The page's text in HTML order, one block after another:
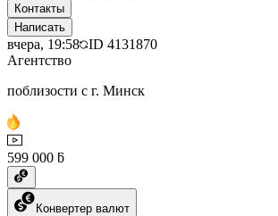
Контакты
Написать
вчера, 19:58 ID 4131870
Агентство
поблизости с г. Минск
599 000 ƃ
Конвертер валют